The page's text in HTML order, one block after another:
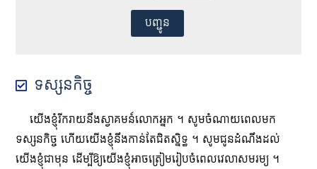
ទស្សនកិច្ច
យើង​ខ្ញុំ​រីករាយ​នឹង​ស្វាគមន៍​លោក​អ្នក ។ សូម​ចំណាយ​ពេល​មក​
ទស្សនកិច្ច ហើយ​យើង​ខ្ញុំ​នឹង​កាន់​តែ​ជិត​ស្និទ្ធ ។ សូម​ជូន​ដំណឹង​ដល់​
យើង​ខ្ញុំ​ជា​មុន ដើម្បី​ឱ្យ​យើង​ខ្ញុំ​អាច​ត្រៀម​រៀប​ចំ​ពេល​វេលា​សមរម្យ ។